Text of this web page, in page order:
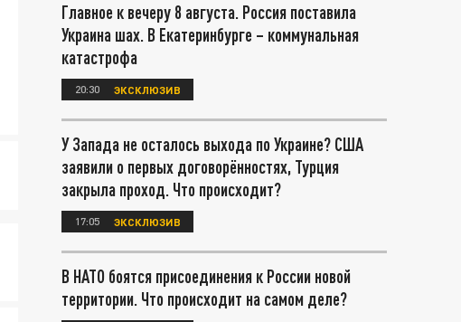
Главное к вечеру 8 августа. Россия поставила
Украина шах. В Екатеринбурге – коммунальная
катастрофа
20:30 ЭКСКЛЮЗИВ
У Запада не осталось выхода по Украине? США
заявили о первых договорённостях, Турция
закрыла проход. Что происходит?
17:05 ЭКСКЛЮЗИВ
В НАТО боятся присоединения к России новой
территории. Что происходит на самом деле?